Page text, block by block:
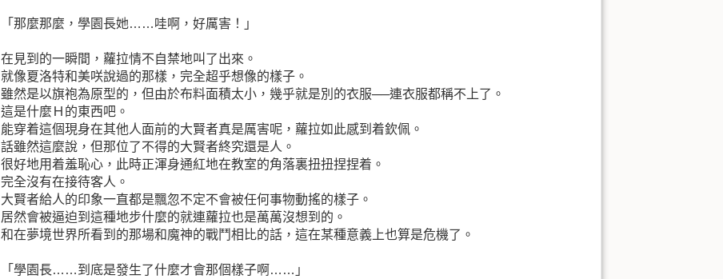
「那麼那麼，學園長她……哇啊，好厲害！」
在見到的一瞬間，蘿拉情不自禁地叫了出來。
就像夏洛特和美咲說過的那樣，完全超乎想像的樣子。
雖然是以旗袍為原型的，但由於布料面積太小，幾乎就是別的衣服──連衣服都稱不上了。
這是什麼Ｈ的東西吧。
能穿着這個現身在其他人面前的大賢者真是厲害呢，蘿拉如此感到着欽佩。
話雖然這麼說，但那位了不得的大賢者終究還是人。
很好地用着羞恥心，此時正渾身通紅地在教室的角落裏扭扭捏捏着。
完全沒有在接待客人。
大賢者給人的印象一直都是飄忽不定不會被任何事物動搖的樣子。
居然會被逼迫到這種地步什麼的就連蘿拉也是萬萬沒想到的。
和在夢境世界所看到的那場和魔神的戰鬥相比的話，這在某種意義上也算是危機了。
「學園長……到底是發生了什麼才會那個樣子啊……」